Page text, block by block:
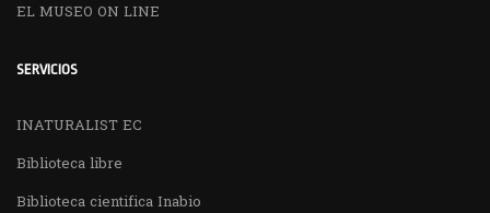
EL MUSEO ON LINE
SERVICIOS
INATURALIST EC
Biblioteca libre
Biblioteca cientifica Inabio